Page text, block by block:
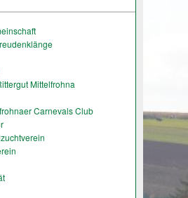
Mittelfrohna
Carnevals Club